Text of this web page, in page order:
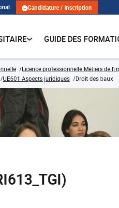
Candidature / Inscription
GUIDE DES
Licence professionnelle Métiers de
UE601 Aspects juridiques Droit des baux